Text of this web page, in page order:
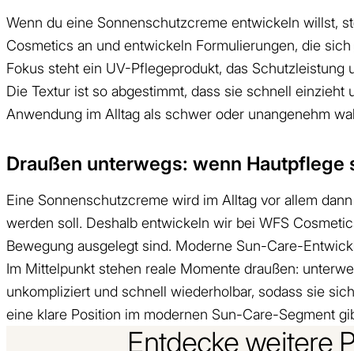
Wenn du eine Sonnenschutzcreme entwickeln willst,
Cosmetics an und entwickeln Formulierungen, die
Fokus steht ein UV-Pflegeprodukt, das
Die Textur ist so abgestimmt, dass sie schnell
Anwendung im Alltag als schwer oder unangenehm
Draußen unterwegs: wenn
Eine Sonnenschutzcreme wird im Alltag vor allem
werden soll. Deshalb entwickeln wir bei WFS
Bewegung ausgelegt sind. Moderne Sun-Care-
Im Mittelpunkt stehen reale Momente draußen:
unkompliziert und schnell wiederholbar, sodass sie
eine klare Position im modernen Sun-Care-Segment
Entdecke weitere